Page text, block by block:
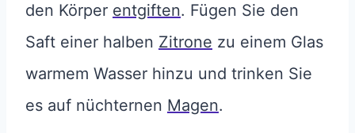
den Körper entgiften. Fügen Sie den
Saft einer halben Zitrone zu einem Glas
warmem Wasser hinzu und trinken Sie
es auf nüchternen Magen.